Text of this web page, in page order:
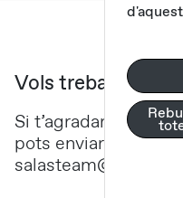
d'aquest
Vols treballar
Si t’agradaria
pots enviar el teu